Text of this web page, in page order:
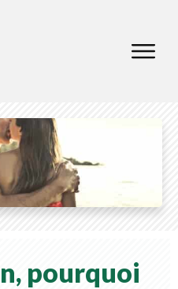
pourquoi